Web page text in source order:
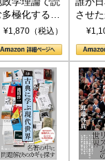
多極化する世
トランプと
¥1,870（税込）
させ
投下
(PHP